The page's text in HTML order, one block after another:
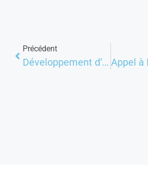
Précédent
Développement d’une campagne de plaidoyer au Tanganyika : près de 40 femmes leaders outillées par le Centre Carter